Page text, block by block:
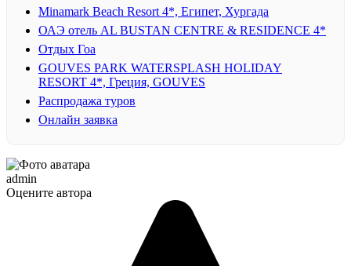
Minamark Beach Resort 4*, Египет, Хургада
ОАЭ отель AL BUSTAN CENTRE & RESIDENCE 4*
Отдых Гоа
GOUVES PARK WATERSPLASH HOLIDAY
RESORT 4*, Греция, GOUVES
Распродажа туров
Онлайн заявка
admin
Оцените автора